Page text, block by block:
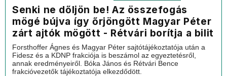
Senki ne dőljön be! Az összefogás
mögé bújva így őrjöngött Magyar Péter
zárt ajtók mögött - Rétvári borítja a bilit
Forsthoffer Ágnes és Magyar Péter sajtótájékoztatója után a
Fidesz és a KDNP frakciója is beszámol az egyeztetésről,
annak eredményeiről. Bóka János és Rétvári Bence
frakcióvezetők tájékoztatója elkezdődött.